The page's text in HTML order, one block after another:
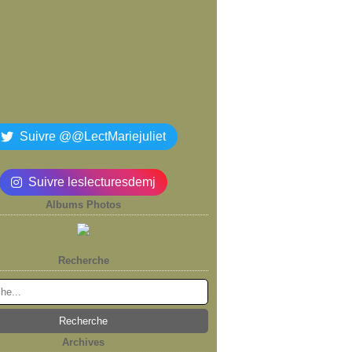
Suivre @@LectMariejuliet
Suivre leslecturesdemj
Albums Photos
Recherche
Archives